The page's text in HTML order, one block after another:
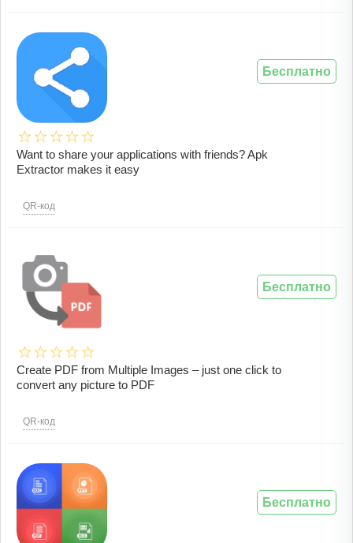
Want to share your applications with friends? Apk
Extractor makes it easy
QR-код
Бесплатно
Create PDF from Multiple Images – just one click to
convert any picture to PDF
QR-код
Бесплатно
Бесплатно